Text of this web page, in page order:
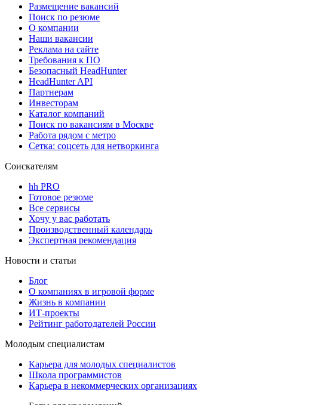
Размещение вакансий
Поиск по резюме
О компании
Наши вакансии
Реклама на сайте
Требования к ПО
Безопасный HeadHunter
HeadHunter API
Партнерам
Инвесторам
Каталог компаний
Поиск по вакансиям в Москве
Работа рядом с метро
Сетка: соцсеть для нетворкинга
Соискателям
hh PRO
Готовое резюме
Все сервисы
Хочу у вас работать
Производственный календарь
Экспертная рекомендация
Новости и статьи
Блог
О компаниях в игровой форме
Жизнь в компании
ИТ-проекты
Рейтинг работодателей России
Молодым специалистам
Карьера для молодых специалистов
Школа программистов
Карьера в некоммерческих организациях